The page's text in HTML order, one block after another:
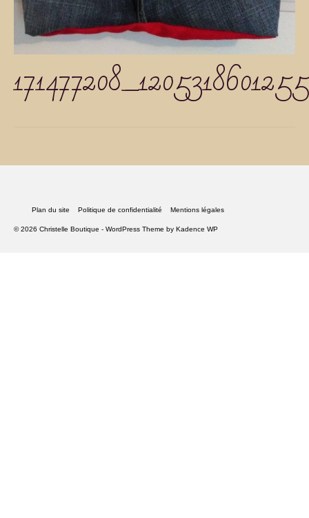
Plan du site Politique de confidentialité Mentions légales
© 2026 Christelle Boutique - WordPress Theme by Kadence WP